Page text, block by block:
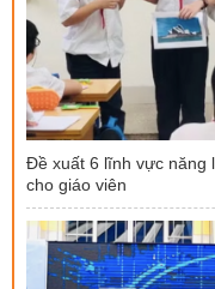
Đề xuất 6 lĩnh vực năng
cho giáo viên